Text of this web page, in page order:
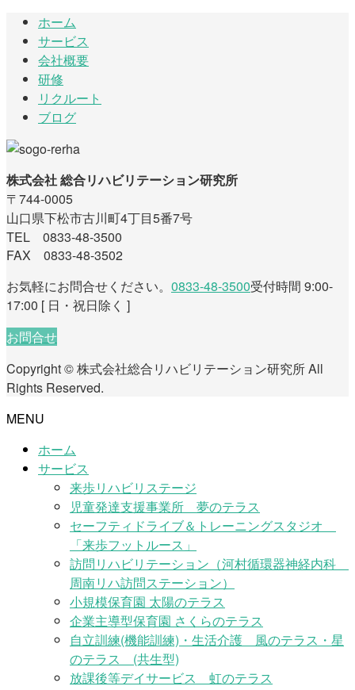
ホーム
サービス
会社概要
研修
リクルート
ブログ
株式会社 総合リハビリテーション研究所
〒744-0005
山口県下松市古川町4丁目5番7号
TEL 0833-48-3500
FAX 0833-48-3502
お気軽にお問合せください。 0833-48-3500受付時間 9:00-
17:00 [ 日・祝日除く ]
お問合せ
Copyright © 株式会社総合リハビリテーション研究所 All
Rights Reserved.
MENU
ホーム
サービス
来歩リハビリステージ
児童発達支援事業所 夢のテラス
セーフティドライブ＆トレーニングスタジオ
「来歩フットルース」
訪問リハビリテーション（河村循環器神経内科
周南リハ訪問ステーション）
小規模保育園 太陽のテラス
企業主導型保育園 さくらのテラス
自立訓練(機能訓練)・生活介護 風のテラス・星
のテラス (共生型)
放課後等デイサービス 虹のテラス